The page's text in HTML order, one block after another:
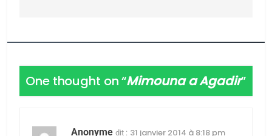
One thought on “Mimouna a Agadir”
Anonyme dit : 31 janvier 2014 à 8:18 pm
l’antisémitisme
FIÈRE, DIGNE ET RÉSILIENTE :
POURQUOI JE REVENDIQUE